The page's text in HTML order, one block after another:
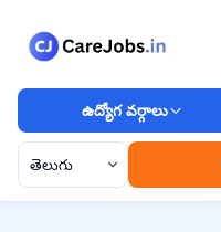
ఉద్యోగ వర్గాలు